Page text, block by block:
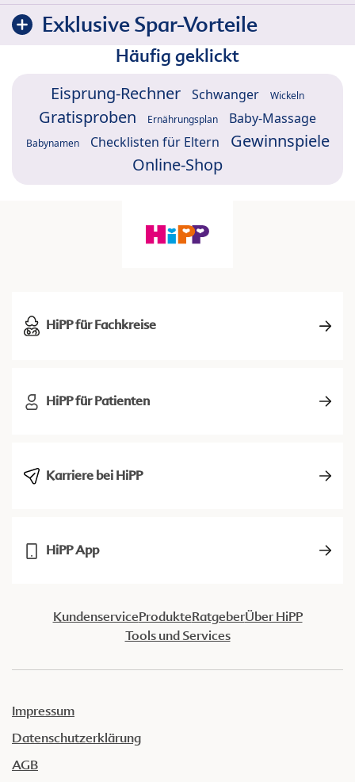
Exklusive Spar-Vorteile
Häufig geklickt
Eisprung-Rechner Schwanger Wickeln
Gratisproben Ernährungsplan Baby-Massage
Babynamen Checklisten für Eltern
Gewinnspiele
Online-Shop
HiPP für Fachkreise
HiPP für Patienten
Karriere bei HiPP
HiPP App
KundenserviceProdukteRatgeberÜber HiPP
Tools und Services
Impressum
Datenschutzerklärung
AGB